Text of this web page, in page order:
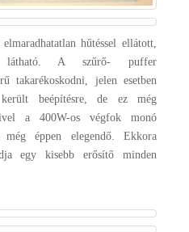
hűtéssel ellátott,
látható. A szűrő- puffer
takarékoskodni, jelen esetben
beépítésre, de ez még
a 400W-os végfok monó
éppen elegendő. Ekkora
egy kisebb erősítő minden